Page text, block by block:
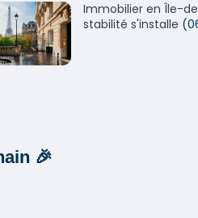
Immobilier en Île-
stabilité s'installe